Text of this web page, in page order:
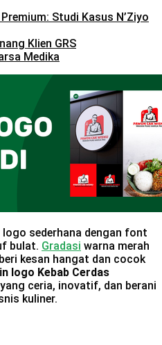
Studi Kasus N’Ziyo
Klien GRS
Medika
sederhana dengan font
bulat. Gradasi warna merah
kesan hangat dan cocok
logo Kebab Cerdas
ceria, inovatif, dan berani
kuliner.